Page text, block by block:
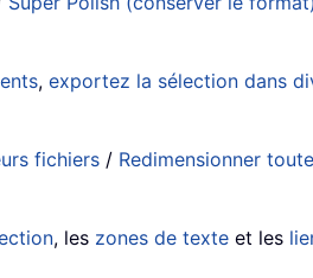
, exportez la sélection dans
fichiers / Redimensionner
, les zones de texte et les